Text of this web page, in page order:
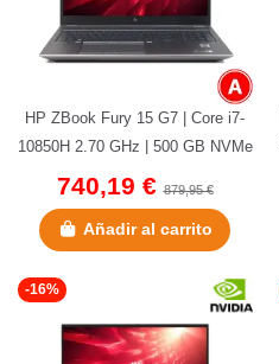
HP ZBook Fury 15 G7 | Core i7-
10850H 2.70 GHz | 500 GB NVMe
| 32 GB DDR4 | 15,5" |...
740,19 €879,95 €
Añadir al carrito
-16%